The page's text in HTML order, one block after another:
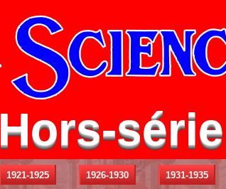
Hors-
1921-1925 1926-1930 1931-1935